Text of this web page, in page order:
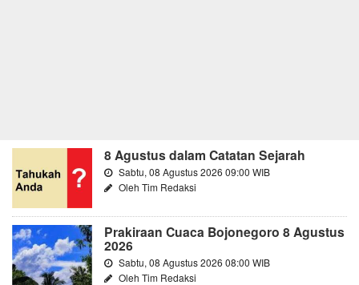
8 Agustus dalam Catatan Sejarah
Sabtu, 08 Agustus 2026 09:00 WIB
Oleh Tim Redaksi
Prakiraan Cuaca Bojonegoro 8 Agustus
2026
Sabtu, 08 Agustus 2026 08:00 WIB
Oleh Tim Redaksi